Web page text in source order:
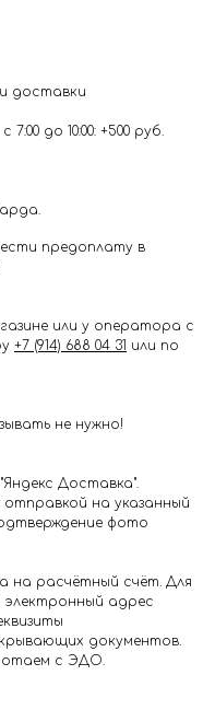
доставки
до 10:00: +500 руб.
предоплату в
или у оператора с
+7 (914) 688 04 31 или по
не нужно!
Доставка".
на указанный
фото
на расчётный счёт. Для
адрес
документов.
с ЭДО.